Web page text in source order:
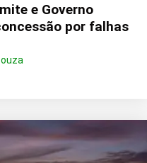
e Governo
por falhas